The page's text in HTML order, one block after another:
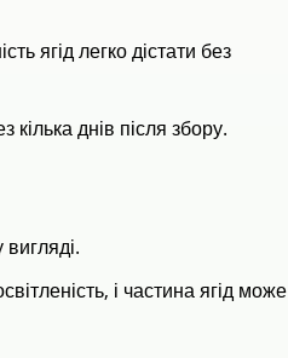
ягід легко дістати без
кілька днів після збору.
і частина ягід може